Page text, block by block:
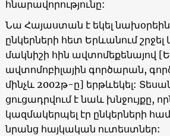
հնարավորությունը:
Նա Հայաստան է եկել նախօրեին
ընկերների հետ Երևանում
մակնիշի հին ավտոմեքենայով
ավտոմոբիլային գործարան,
մինչև 2002թ-ը] երթևեկել:
ցուցադրվում է նաև խնջույքը,
կազմակերպել էր ընկերների
նրանց հայկական ուտեստներ: